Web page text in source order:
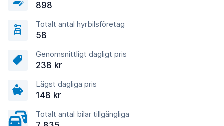
898
Totalt antal hyrbilsföretag
58
Genomsnittligt dagligt pris
238 kr
Lägst dagliga pris
148 kr
Totalt antal bilar tillgängliga